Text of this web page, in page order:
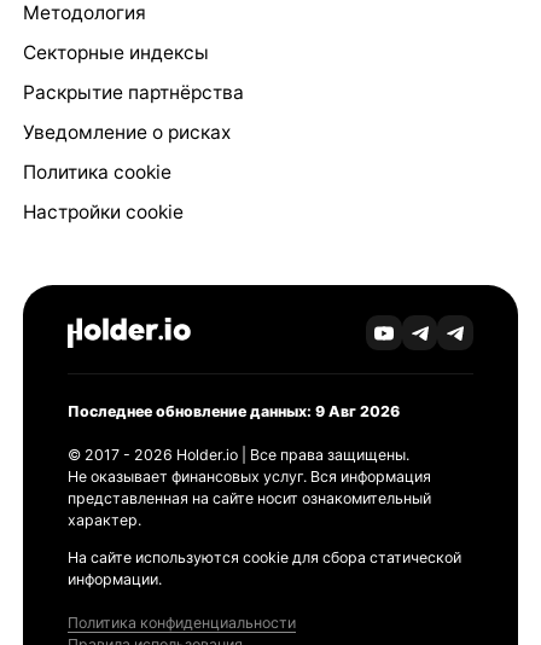
Методология
Секторные индексы
Раскрытие партнёрства
Уведомление о рисках
Политика cookie
Настройки cookie
Последнее обновление данных: 9 Авг 2026
© 2017 - 2026 Holder.io | Все права защищены.
Не оказывает финансовых услуг. Вся информация
представленная на сайте носит ознакомительный
характер.
На сайте используются cookie для сбора статической
информации.
Политика конфиденциальности